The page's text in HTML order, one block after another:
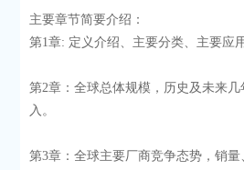
主要章节简要介绍：
第1章: 定义介绍、主要分类、主要应
第2章：全球总体规模，历史及未来
入。
第3章：全球主要厂商竞争态势，销